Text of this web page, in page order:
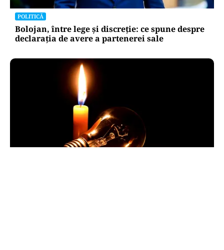
POLITICĂ
Bolojan, între lege și discreție: ce spune despre
declarația de avere a partenerei sale